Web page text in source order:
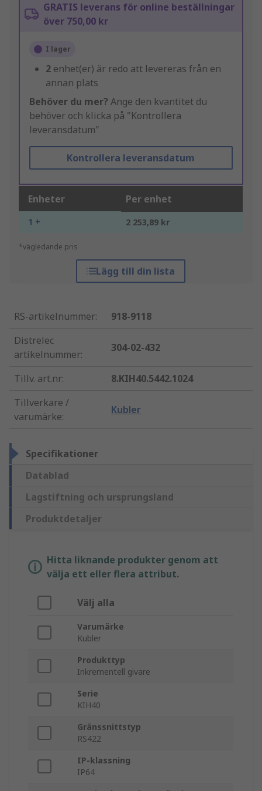
GRATIS leverans för online beställningar
över 750,00 kr
I lager
2 enhet(er) är redo att levereras från en
annan plats
Behöver du mer? Ange den kvantitet du
behöver och klicka på "Kontrollera
leveransdatum"
Kontrollera leveransdatum
Enheter Per enhet
1 + 2 253,89 kr
*vägledande pris
Lägg till din lista
RS-artikelnummer:
918-9118
Distrelec
artikelnummer:
304-02-432
Tillv. art.nr:
8.KIH40.5442.1024
Tillverkare /
varumärke:
Kubler
Specifikationer
Datablad
Lagstiftning och ursprungsland
Produktdetaljer
Hitta liknande produkter genom att
välja ett eller flera attribut.
Välj alla
Varumärke
Kubler
Produkttyp
Inkrementell givare
Serie
KIH40
Gränssnittstyp
RS422
IP-klassning
IP64